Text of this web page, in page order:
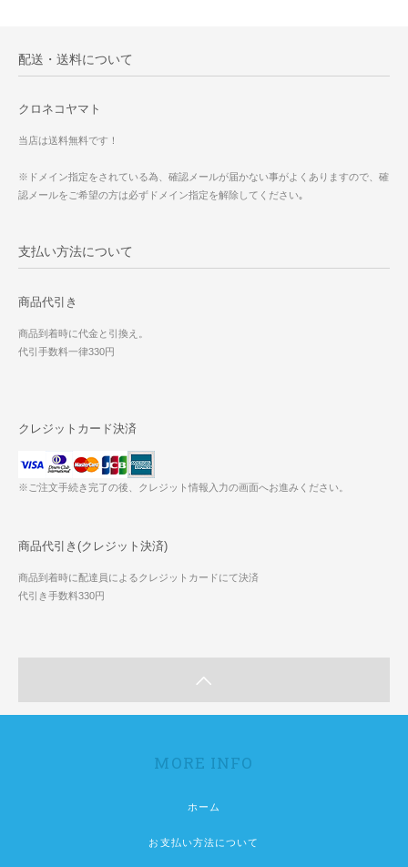
配送・送料について
クロネコヤマト
当店は送料無料です！
※ドメイン指定をされている為、確認メールが届かない事がよくありますので、確
認メールをご希望の方は必ずドメイン指定を解除してください｡
支払い方法について
商品代引き
商品到着時に代金と引換え。
代引手数料一律330円
クレジットカード決済
※ご注文手続き完了の後、クレジット情報入力の画面へお進みください。
商品代引き(クレジット決済)
商品到着時に配達員によるクレジットカードにて決済
代引き手数料330円
MORE INFO
ホーム
お支払い方法について